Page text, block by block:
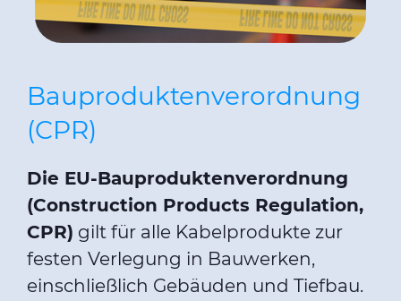
Bauproduktenverordnung
(CPR)
Die EU-Bauproduktenverordnung
(Construction Products Regulation,
CPR) gilt für alle Kabelprodukte zur
festen Verlegung in Bauwerken,
einschließlich Gebäuden und Tiefbau.